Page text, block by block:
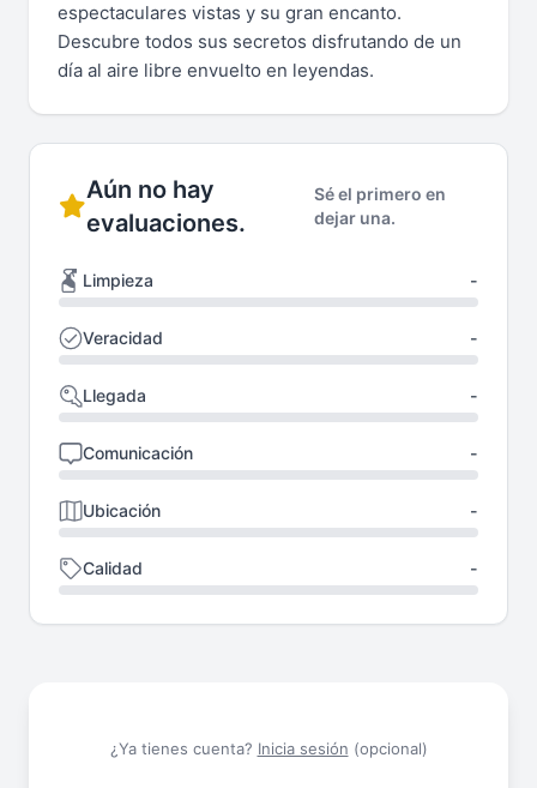
espectaculares vistas y su gran encanto.
Descubre todos sus secretos disfrutando de un
día al aire libre envuelto en leyendas.
Aún no hay
evaluaciones.
Sé el primero en
dejar una.
Limpieza -
Veracidad -
Llegada -
Comunicación -
Ubicación -
Calidad -
¿Ya tienes cuenta? Inicia sesión (opcional)